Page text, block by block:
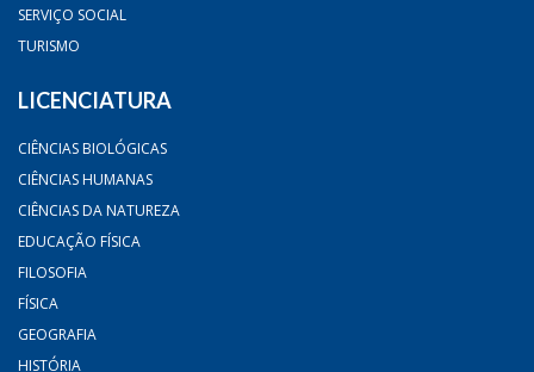
SERVIÇO SOCIAL
TURISMO
LICENCIATURA
CIÊNCIAS BIOLÓGICAS
CIÊNCIAS HUMANAS
CIÊNCIAS DA NATUREZA
EDUCAÇÃO FÍSICA
FILOSOFIA
FÍSICA
GEOGRAFIA
HISTÓRIA